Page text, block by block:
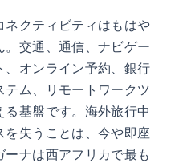
クティビティはもはや
交通、通信、ナビゲー
、オンライン予約、銀行
ム、リモートワークツ
基盤です。海外旅行中
失うことは、今や即座
ナは西アフリカで最も